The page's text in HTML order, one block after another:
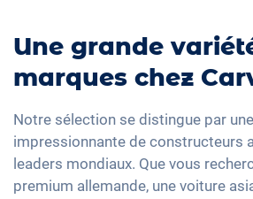
Une grande
marques chez
Notre sélection se distingue par
impressionnante de constructeurs
leaders mondiaux. Que vous
premium allemande, une voiture